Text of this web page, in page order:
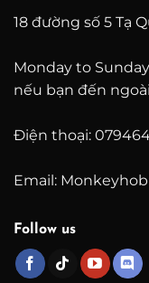
18 đường số 5 Tạ
Monday to
nếu bạn đến
Điện thoại:
Email:
Follow us